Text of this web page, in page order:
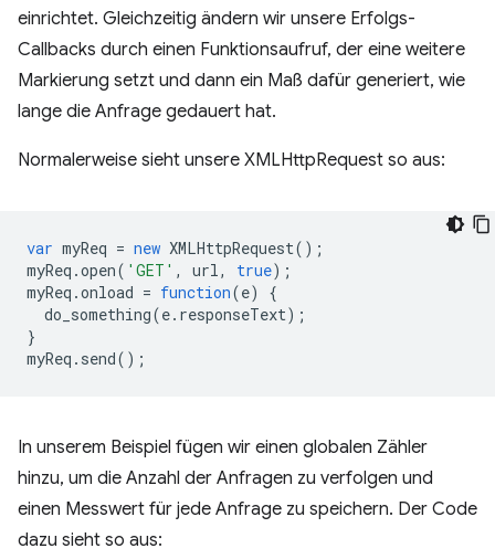
einrichtet. Gleichzeitig ändern wir unsere Erfolgs-
Callbacks durch einen Funktionsaufruf, der eine weitere
Markierung setzt und dann ein Maß dafür generiert, wie
lange die Anfrage gedauert hat.
Normalerweise sieht unsere XMLHttpRequest so aus:
var myReq = new XMLHttpRequest();
myReq .open( 'GET' , url, true);
myReq .onload = function(e)
{
do_something(e. responseText);
}
myReq . send();
In unserem Beispiel fügen wir einen globalen Zähler
hinzu, um die Anzahl der Anfragen zu verfolgen und
einen Messwert für jede Anfrage zu speichern. Der Code
dazu sieht so aus: